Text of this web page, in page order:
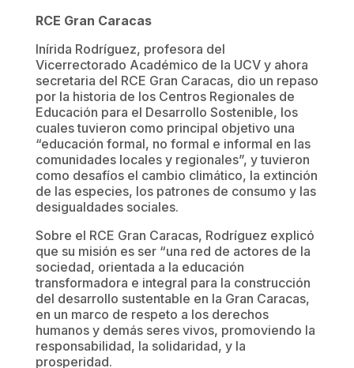
RCE Gran Caracas
Inírida Rodríguez, profesora del
Vicerrectorado Académico de la UCV y ahora
secretaria del RCE Gran Caracas, dio un repaso
por la historia de los Centros Regionales de
Educación para el Desarrollo Sostenible, los
cuales tuvieron como principal objetivo una
“educación formal, no formal e informal en las
comunidades locales y regionales”, y tuvieron
como desafíos el cambio climático, la extinción
de las especies, los patrones de consumo y las
desigualdades sociales.
Sobre el RCE Gran Caracas, Rodríguez explicó
que su misión es ser “una red de actores de la
sociedad, orientada a la educación
transformadora e integral para la construcción
del desarrollo sustentable en la Gran Caracas,
en un marco de respeto a los derechos
humanos y demás seres vivos, promoviendo la
responsabilidad, la solidaridad, y la
prosperidad.